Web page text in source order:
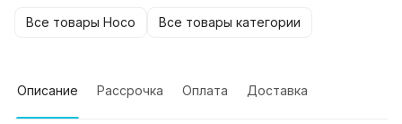
Все товары Hoco Все товары категории
Описание Рассрочка Оплата Доставка